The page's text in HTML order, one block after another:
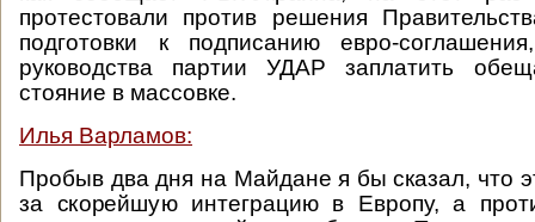
протестовали против решения
подготовки к подписанию евро-
руководства партии УДАР заплатить
стояние в массовке.
Илья Варламов:
Пробыв два дня на Майдане я бы сказал, что
за скорейшую интеграцию в Европу, а